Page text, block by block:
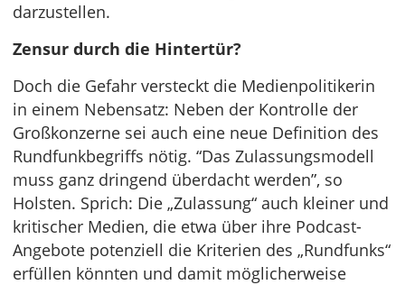
darzustellen.
Zensur durch die Hintertür?
Doch die Gefahr versteckt die Medienpolitikerin
in einem Nebensatz: Neben der Kontrolle der
Großkonzerne sei auch eine neue Definition des
Rundfunkbegriffs nötig. “Das Zulassungsmodell
muss ganz dringend überdacht werden”, so
Holsten. Sprich: Die „Zulassung“ auch kleiner und
kritischer Medien, die etwa über ihre Podcast-
Angebote potenziell die Kriterien des „Rundfunks“
erfüllen könnten und damit möglicherweise